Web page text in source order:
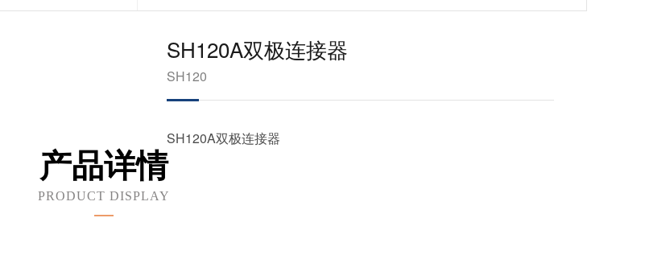
SH120A双极连接器
SH120
SH120A双极连接器
产品详情
PRODUCT DISPLAY